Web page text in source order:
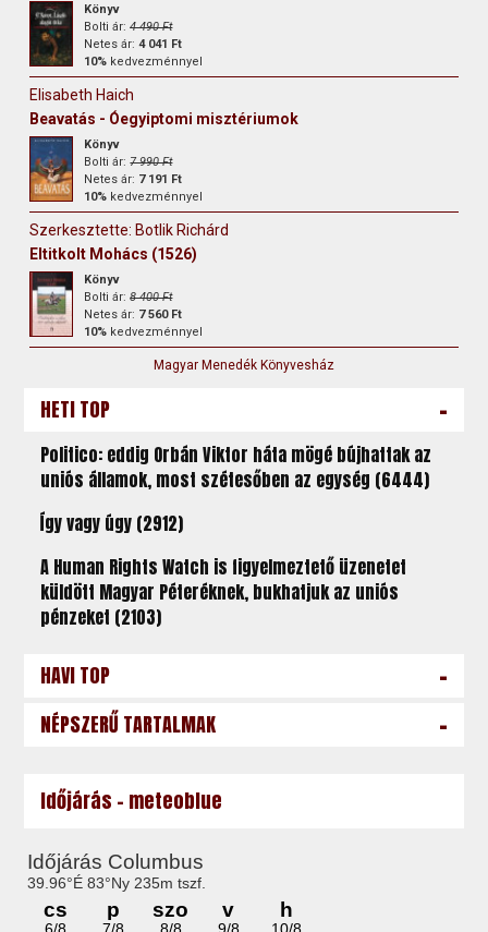
Könyv
Bolti ár:4 490 Ft
Netes ár:4 041 Ft
10% kedvezménnyel
Elisabeth Haich
Beavatás - Óegyiptomi misztériumok
Könyv
Bolti ár:7 990 Ft
Netes ár: 7 191 Ft
10% kedvezménnyel
Szerkesztette: Botlik Richárd
Eltitkolt Mohács (1526)
Könyv
Bolti ár:8 400 Ft
Netes ár: 7 560 Ft
10% kedvezménnyel
Magyar Menedék Könyvesház
HETI TOP -
Politico: eddig Orbán Viktor háta mögé bújhattak az
uniós államok, most szétesőben az egység (6444)
Így vagy úgy (2912)
A Human Rights Watch is figyelmeztető üzenetet
küldött Magyar Péteréknek, bukhatjuk az uniós
pénzeket (2103)
HAVI TOP -
NÉPSZERŰ TARTALMAK -
Időjárás - meteoblue